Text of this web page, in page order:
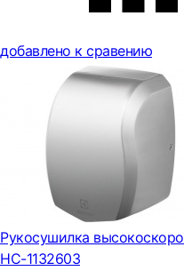
добавлено к сравению
Рукосушилка
НС-1132603